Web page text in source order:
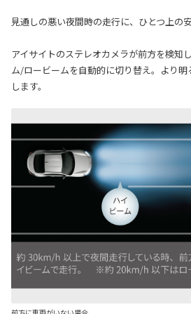
見通しの悪い夜間時の走行に、ひとつ上の
アイサイトのステレオカメラが前方を検知
ム/ロービームを自動的に切り替え。より
します。